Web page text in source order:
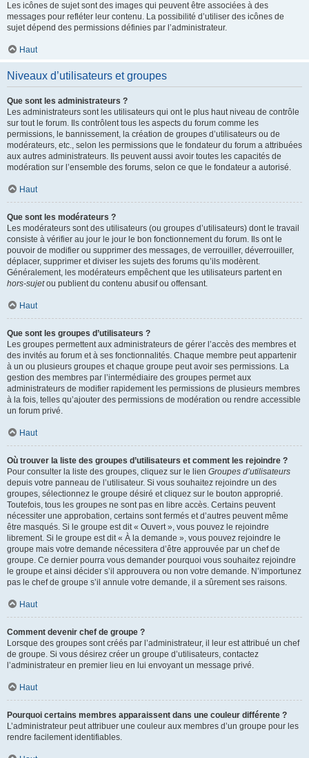
Les icônes de sujet sont des images qui peuvent être associées à des
messages pour refléter leur contenu. La possibilité d’utiliser des icônes de
sujet dépend des permissions définies par l’administrateur.
Haut
Niveaux d’utilisateurs et groupes
Que sont les administrateurs ?
Les administrateurs sont les utilisateurs qui ont le plus haut niveau de contrôle
sur tout le forum. Ils contrôlent tous les aspects du forum comme les
permissions, le bannissement, la création de groupes d’utilisateurs ou de
modérateurs, etc., selon les permissions que le fondateur du forum a attribuées
aux autres administrateurs. Ils peuvent aussi avoir toutes les capacités de
modération sur l’ensemble des forums, selon ce que le fondateur a autorisé.
Haut
Que sont les modérateurs ?
Les modérateurs sont des utilisateurs (ou groupes d’utilisateurs) dont le travail
consiste à vérifier au jour le jour le bon fonctionnement du forum. Ils ont le
pouvoir de modifier ou supprimer des messages, de verrouiller, déverrouiller,
déplacer, supprimer et diviser les sujets des forums qu’ils modèrent.
Généralement, les modérateurs empêchent que les utilisateurs partent en
hors-sujetou publient du contenu abusif ou offensant.
Haut
Que sont les groupes d’utilisateurs ?
Les groupes permettent aux administrateurs de gérer l’accès des membres et
des invités au forum et à ses fonctionnalités. Chaque membre peut appartenir
à un ou plusieurs groupes et chaque groupe peut avoir ses permissions. La
gestion des membres par l’intermédiaire des groupes permet aux
administrateurs de modifier rapidement les permissions de plusieurs membres
à la fois, telles qu’ajouter des permissions de modération ou rendre accessible
un forum privé.
Haut
Où trouver la liste des groupes d’utilisateurs et comment les rejoindre ?
Pour consulter la liste des groupes, cliquez sur le lien Groupes d’utilisateurs
depuis votre panneau de l’utilisateur. Si vous souhaitez rejoindre un des
groupes, sélectionnez le groupe désiré et cliquez sur le bouton approprié.
Toutefois, tous les groupes ne sont pas en libre accès. Certains peuvent
nécessiter une approbation, certains sont fermés et d’autres peuvent même
être masqués. Si le groupe est dit « Ouvert », vous pouvez le rejoindre
librement. Si le groupe est dit « À la demande », vous pouvez rejoindre le
groupe mais votre demande nécessitera d’être approuvée par un chef de
groupe. Ce dernier pourra vous demander pourquoi vous souhaitez rejoindre
le groupe et ainsi décider s’il approuvera ou non votre demande. N’importunez
pas le chef de groupe s’il annule votre demande, il a sûrement ses raisons.
Haut
Comment devenir chef de groupe ?
Lorsque des groupes sont créés par l’administrateur, il leur est attribué un chef
de groupe. Si vous désirez créer un groupe d’utilisateurs, contactez
l’administrateur en premier lieu en lui envoyant un message privé.
Haut
Pourquoi certains membres apparaissent dans une couleur différente ?
L’administrateur peut attribuer une couleur aux membres d’un groupe pour les
rendre facilement identifiables.